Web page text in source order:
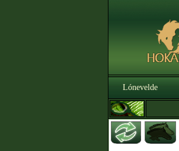
Lónevelde